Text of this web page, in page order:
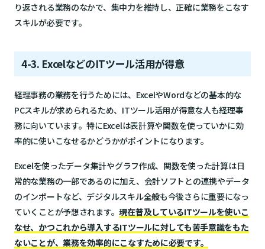
り返される業務のなかで、集中力を維持し、正確に業務をこなす
スキルが必要です。
4-3. ExcelなどのITツール活用が得意
経理事務の業務を行うためには、ExcelやWordなどの基本的な
PCスキルが求められるため、ITツール活用が得意な人も経理事
務に向いています。特にExcelは表計算や関数を使っていかに効
率的に使いこなせるかどうかがポイントになります。
Excelを使ったデータ集計やグラフ作成、関数を使った計算は日
常的な業務の一部であるのに加え、会計ソフトとの連携やデータ
のインポートなど、デジタルスキル全般も今後さらに重要になっ
ていくことが予想されます。現在普及しているITツールを使いこ
なせ、かつこれから導入するITツールに対しても苦手意識をもた
ないことが、業務を効率的にこなすために必要です。